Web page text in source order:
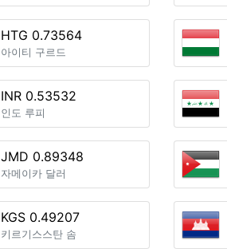
HTG 0.73564
아이티 구르드
INR 0.53532
인도 루피
JMD 0.89348
자메이카 달러
KGS 0.49207
키르기스스탄 솜